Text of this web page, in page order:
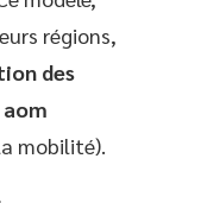
régions,
des
aom
mobilité).